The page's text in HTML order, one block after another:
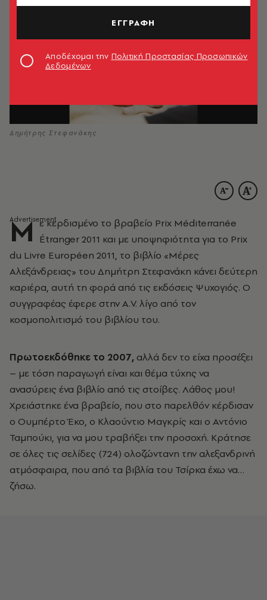
Δημήτρης Στεφανάκης
Μ ε κερδισμένο το βραβείο Prix Méditerranée
Étranger 2011 και με υποψηφιότητα για το Prix
du Livre Européen 2011, το βιβλίο «Μέρες
Αλεξάνδρειας» του Δημήτρη Στεφανάκη κάνει δεύτερη
καριέρα, αυτή τη φορά από τις εκδόσεις Ψυχογιός. Ο
συγγραφέας έφερε στην A.V. λίγο από τον
κοσμοπολιτισμό του βιβλίου του.
Πρωτοεκδόθηκε το 2007, αλλά δεν το είχα προσέξει
– με τόση παραγωγή είναι και θέμα τύχης να
ανασύρεις ένα βιβλίο από τις στοίβες. Λάθος μου!
Χρειάστηκε ένα βραβείο, που στο παρελθόν κέρδισαν
ο Ουμπέρτο Έκο, ο Κλαούντιο Μαγκρίς και ο Αντόνιο
Ταμπούκι, για να μου τραβήξει την προσοχή. Κράτησε
σε όλες τις σελίδες (724) ολοζώντανη την αλεξανδρινή
ατμόσφαιρα, που από τα βιβλία του Τσίρκα έχω να…
ζήσω.
ΕΓΓΡΑΦΗ
Αποδέχομαι την Πολιτική Προστασίας Προσωπικών
Δεδομένων